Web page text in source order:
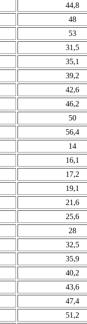
44,8
48
53
31,5
35,1
39,2
42,6
46,2
50
56,4
14
16,1
17,2
19,1
21,6
25,6
28
32,5
35,9
40,2
43,6
47,4
51,2